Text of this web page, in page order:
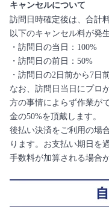
キャンセルについて
訪問日時確定後は、合計
以下のキャンセル料が発
・訪問日の当日：100%
・訪問日の前日：50%
・訪問日の2日前から7日
なお、訪問日当日にプロ
方の事情によらず作業が
金の50%を頂戴します。
後払い決済をご利用の場
ります。お支払い期日を
手数料が加算される場合